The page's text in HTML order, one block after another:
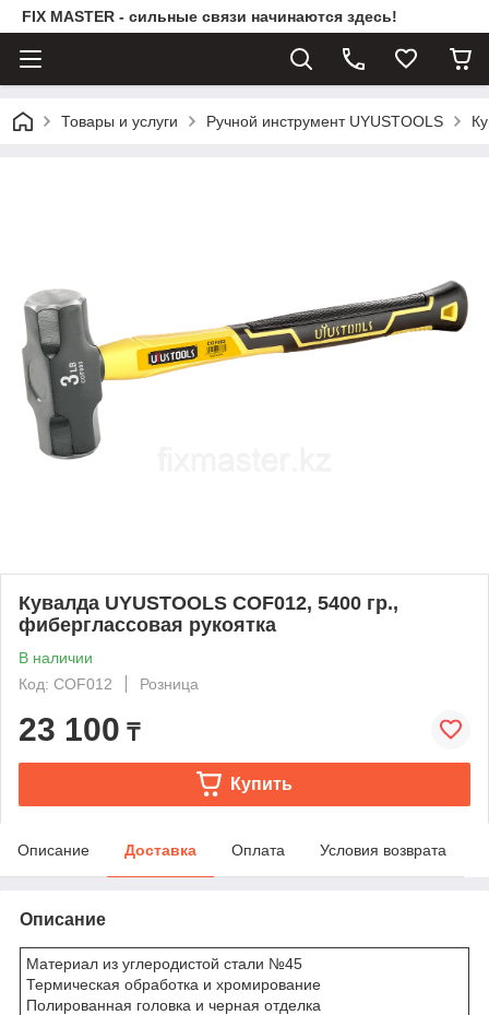
FIX MASTER - сильные связи начинаются здесь!
Товары и услуги Ручной инструмент UYUSTOOLS
Кувалда UYUSTOOLS COF012, 5400 гр.,
фиберглассовая рукоятка
В наличии
Код: COF012
Розница
23 100 ₸
Купить
Описание Доставка Оплата Условия возврата
Описание
Материал из углеродистой стали №45
Термическая обработка и хромирование
Полированная головка и черная отделка